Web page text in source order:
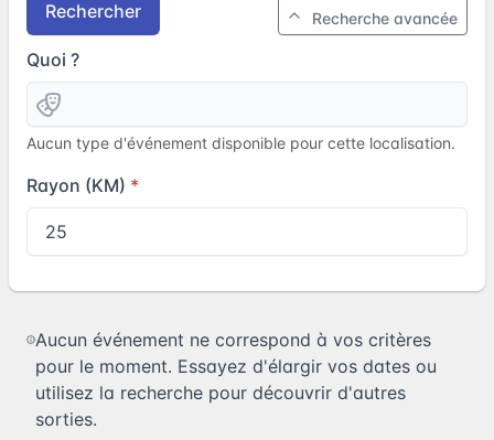
Rechercher Recherche avancée
Quoi ?
Aucun type d'événement disponible pour cette localisation.
Rayon (KM)
Aucun événement ne correspond à vos critères
pour le moment. Essayez d'élargir vos dates ou
utilisez la recherche pour découvrir d'autres
sorties.